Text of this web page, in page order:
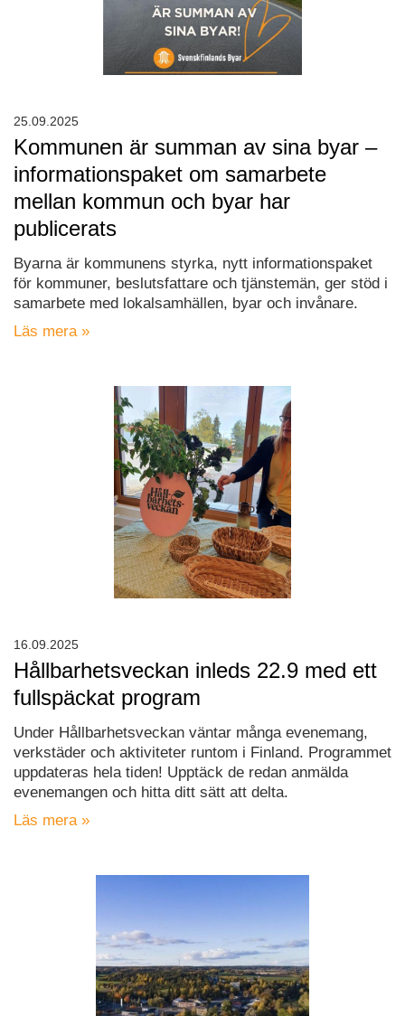
Kommunen är summan av sina byar –
informationspaket om samarbete
mellan kommun och byar har
publicerats
Byarna är kommunens styrka, nytt informationspaket
för kommuner, beslutsfattare och tjänstemän, ger stöd i
samarbete med lokalsamhällen, byar och invånare.
Läs mera »
25.09.2025
Hållbarhetsveckan inleds 22.9 med ett
fullspäckat program
Under Hållbarhetsveckan väntar många evenemang,
verkstäder och aktiviteter runtom i Finland. Programmet
uppdateras hela tiden! Upptäck de redan anmälda
evenemangen och hitta ditt sätt att delta.
Läs mera »
16.09.2025